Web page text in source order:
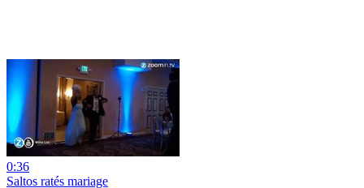
0:36
Saltos ratés mariage